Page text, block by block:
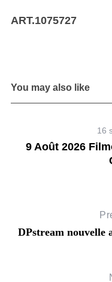
ART.1075727
You may also like
16
9 Août 2026
DPstream nouvelle